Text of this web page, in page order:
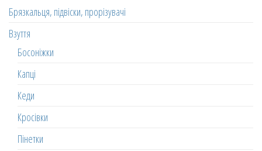
Брязкальця, підвіски, прорізувачі
Взуття
Босоніжки
Капці
Кеди
Кросівки
Пінетки